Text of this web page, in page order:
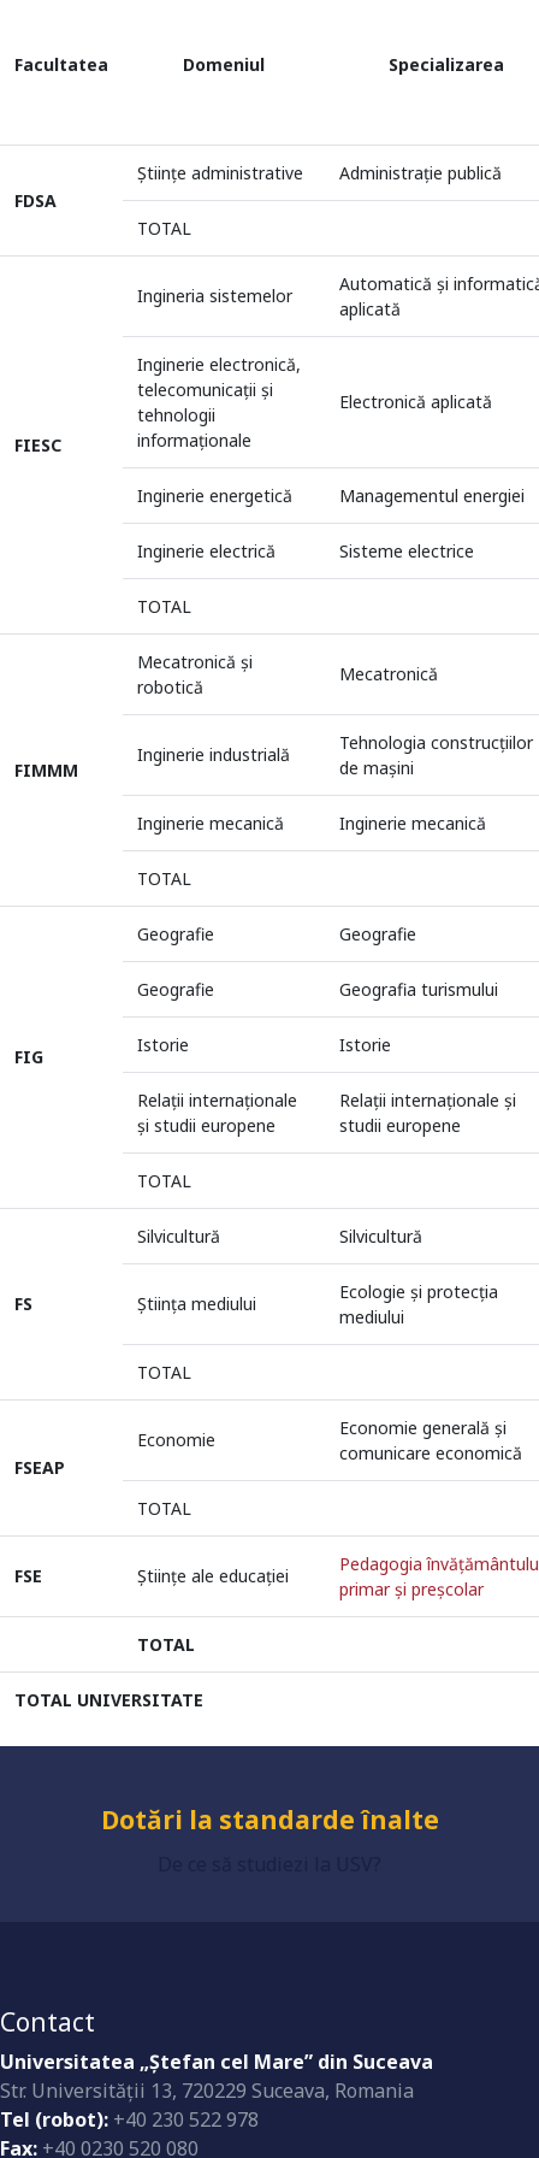
Facultatea Domeniul Specializarea
FDSA
Științe administrative Administraţie publică
TOTAL
FIESC
Ingineria sistemelor
Automatică şi
aplicată
Inginerie electronică,
telecomunicații și
tehnologii
informaționale
Electronică aplicată
Inginerie energetică Managementul energiei
Inginerie electrică Sisteme electrice
TOTAL
FIMMM
Mecatronică și
robotică
Mecatronică
Inginerie industrială
Tehnologia construcţiilor
de maşini
Inginerie mecanică Inginerie mecanică
TOTAL
FIG
Geografie Geografie
Geografie Geografia turismului
Istorie Istorie
Relații internaționale
și studii europene
Relaţii internaţionale şi
studii europene
TOTAL
FS
Silvicultură Silvicultură
Știința mediului
Ecologie și protecția
mediului
TOTAL
FSEAP
Economie
Economie generală și
comunicare economică
TOTAL
FSE Științe ale educației
Pedagogia
primar şi preşcolar
TOTAL
TOTAL UNIVERSITATE
Universitate acreditată
Grad de încredere ridicat
Dotări la standarde înalte
Contact
Universitatea „Ştefan cel Mare” din Suceava
Str. Universităţii 13, 720229 Suceava, Romania
Tel (robot): +40 230 522 978
Fax: +40 0230 520 080